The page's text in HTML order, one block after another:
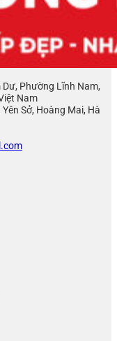
Phường Lĩnh Nam,
Nam
Sở, Hoàng Mai, Hà